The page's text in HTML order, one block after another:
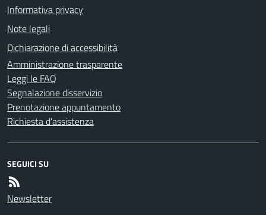
Informativa privacy
Note legali
Dichiarazione di accessibilità
Amministrazione trasparente
Leggi le FAQ
Segnalazione disservizio
Prenotazione appuntamento
Richiesta d'assistenza
SEGUICI SU
Newsletter